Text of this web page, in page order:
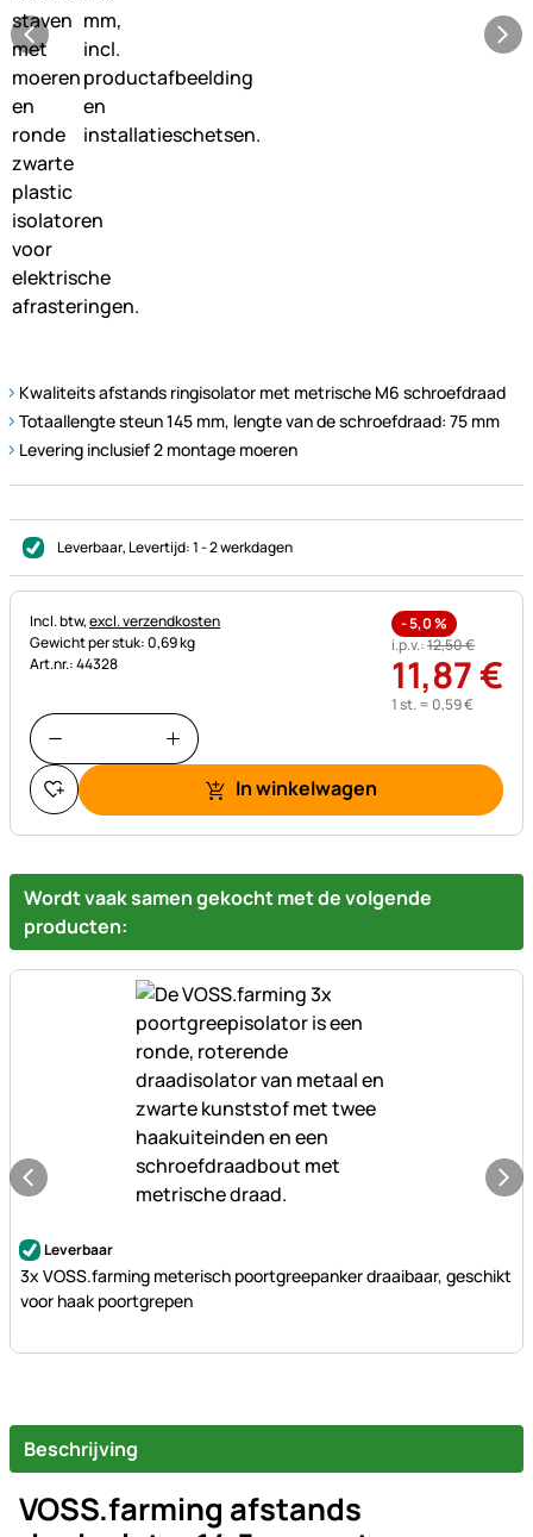
Kwaliteits afstands ringisolator met metrische M6 schroefdraad
Totaallengte steun 145 mm, lengte van de schroefdraad: 75 mm
Levering inclusief 2 montage moeren
Leverbaar, Levertijd:1 - 2 werkdagen
Belastinginformatie:
Incl. btw,excl. verzendkosten
Gewicht per stuk: 0,69 kg
Art.nr.: 44328
-5,0%
i.p.v.:12,50€
11,87€
1 st. = 0,59€
In winkelwagen
Wordt vaak samen gekocht met de volgende
producten:
Nog geen beoordelingen geplaatst
Leverbaar
3x VOSS.farming meterisch poortgreepanker draaibaar, geschikt
voor haak poortgrepen
Beschrijving
VOSS.farming afstands